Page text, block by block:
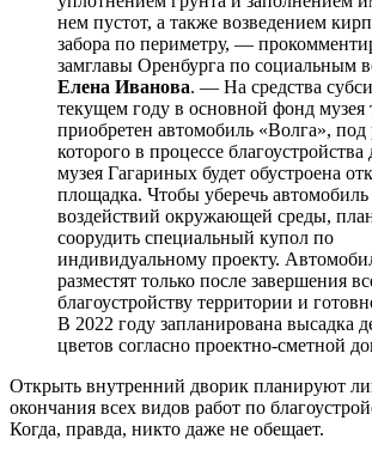
нем пустот, а также возведением
забора по периметру, —
замглавы Оренбурга по социальным
Елена Иванова. — На средства
текущем году в основной фонд музея
приобретен автомобиль «Волга»,
которого в процессе благоустройства
музея Гагариных будет обустроена
площадка. Чтобы уберечь автомобиль
воздействий окружающей среды,
соорудить специальный купол по
индивидуальному проекту.
разместят только после завершения
благоустройству территории и
В 2022 году запланирована высадка
цветов согласно проектно-сметной
Открыть внутренний дворик планируют
окончания всех видов работ по
Когда, правда, никто даже не обещает.